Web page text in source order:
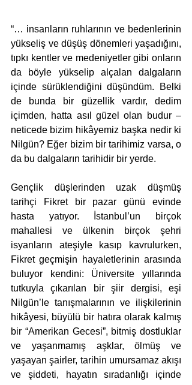
“… insanların ruhlarının ve bedenlerinin
yükseliş ve düşüş dönemleri yaşadığını,
tıpkı kentler ve medeniyetler gibi onların
da böyle yükselip alçalan dalgaların
içinde sürüklendiğini düşündüm. Belki
de bunda bir güzellik vardır, dedim
içimden, hatta asıl güzel olan budur –
neticede bizim hikâyemiz başka nedir ki
Nilgün? Eğer bizim bir tarihimiz varsa, o
da bu dalgaların tarihidir bir yerde.
Gençlik düşlerinden uzak düşmüş
tarihçi Fikret bir pazar günü evinde
hasta yatıyor. İstanbul’un birçok
mahallesi ve ülkenin birçok şehri
isyanların ateşiyle kasıp kavrulurken,
Fikret geçmişin hayaletlerinin arasında
buluyor kendini: Üniversite yıllarında
tutkuyla çıkarılan bir şiir dergisi, eşi
Nilgün’le tanışmalarının ve ilişkilerinin
hikâyesi, büyülü bir hatıra olarak kalmış
bir “Amerikan Gecesi”, bitmiş dostluklar
ve yaşanmamış aşklar, ölmüş ve
yaşayan şairler, tarihin umursamaz akışı
ve şiddeti, hayatın sıradanlığı içinde